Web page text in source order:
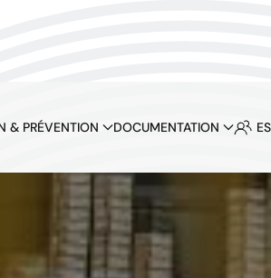
& PRÉVENTION DOCUMENTATION